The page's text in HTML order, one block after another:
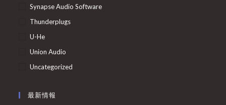
Synapse Audio Software
Thunderplugs
U-He
Union Audio
Uncategorized
最新情報